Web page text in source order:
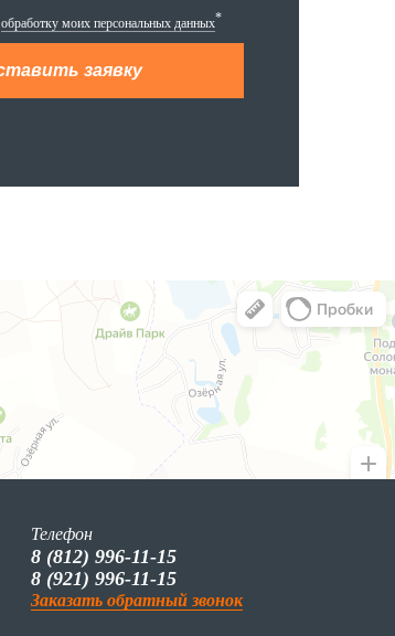
обработку моих персональных данных*
Телефон
8 (812) 996-11-15
8 (921) 996-11-15
Заказать обратный звонок